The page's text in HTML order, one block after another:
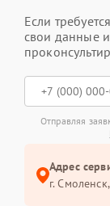
Если
свои данные
Отправляя
Адрес
г.